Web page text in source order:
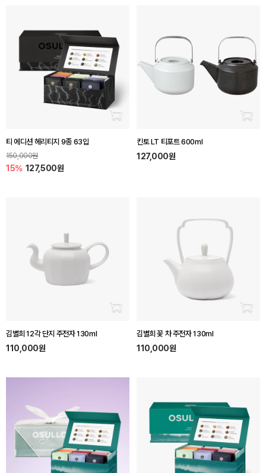
장바구니 담기
티 에디션 헤리티지 9종 63입
150,000원
15% 127,500원
장바
킨토 LT 티포트 600ml
127,000원
장바구니 담기
김별희 12각 단지 주전자 130ml
110,000원
장바
김별희 꽃 차 주전자 130ml
110,000원